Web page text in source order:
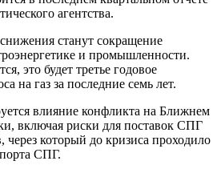
агентства.
станут сокращение
и промышленности.
это будет третье годовое
на газ за последние семь лет.
влияние конфликта на Ближнем
включая риски для поставок СПГ
через который до кризиса проходило
СПГ.